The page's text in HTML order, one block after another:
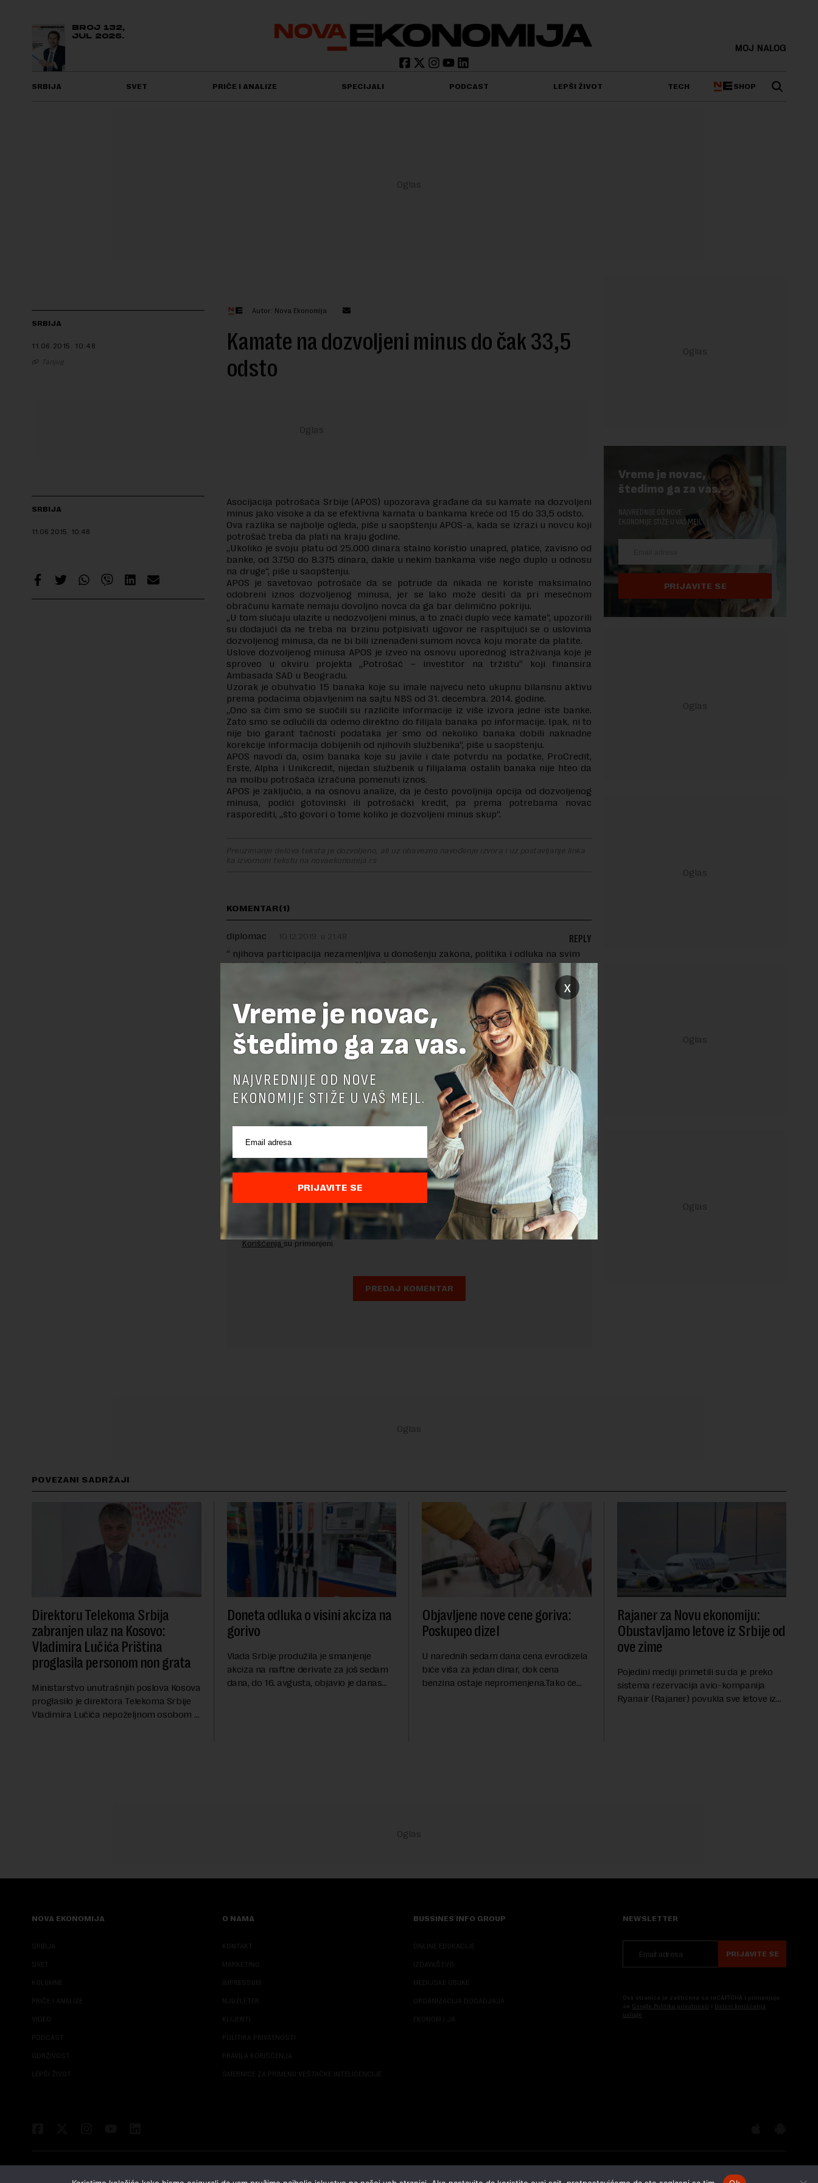
BROJ 132,
JUL 2026.
MOJ NALOG
SRBIJA SVET PRIČE I ANALIZE SPECIJALI PODCAST LEPŠI ŽIVOT TECH SHOP
SRBIJA
11.06.2015. 10:48
Tanjug
Autor: Nova Ekonomija
Kamate na dozvoljeni minus do čak 33,5
odsto
SRBIJA
11.06.2015. 10:48
Asocijacija potrošača Srbije (APOS) upozorava građane da su kamate na dozvoljeni
minus jako visoke a da se efektivna kamata u bankama kreće od 15 do 33,5 odsto.
Ova razlika se najbolje ogleda, piše u saopštenju APOS-a, kada se izrazi u novcu koji
potrošač treba da plati na kraju godine.
„Ukoliko je svoju platu od 25.000 dinara stalno koristio unapred, platiće, zavisno od
banke, od 3.750 do 8.375 dinara, dakle u nekim bankama više nego duplo u odnosu
na druge“, piše u saopštenju.
APOS je savetovao potrošače da se potrude da nikada ne koriste maksimalno
odobreni iznos dozvoljenog minusa, jer se lako može desiti da pri mesečnom
obračunu kamate nemaju dovoljno novca da ga bar delimično pokriju.
„U tom slučaju ulazite u nedozvoljeni minus, a to znači duplo veće kamate“, upozorili
su dodajući da ne treba na brzinu potpisivati ugovor ne raspitujući se o uslovima
dozvoljenog minusa, da ne bi bili iznenađeni sumom novca koju morate da platite.
Uslove dozvoljenog minusa APOS je izveo na osnovu uporednog istraživanja koje je
sproveo u okviru projekta „Potrošač – investitor na tržištu“ koji finansira
Ambasada SAD u Beogradu.
Uzorak je obuhvatio 15 banaka koje su imale najveću neto ukupnu bilansnu aktivu
prema podacima objavljenim na sajtu NBS od 31. decembra. 2014. godine.
„Ono sa čim smo se suočili su različite informacije iz više izvora jedne iste banke.
Zato smo se odlučili da odemo direktno do filijala banaka po informacije. Ipak, ni to
nije bio garant tačnosti podataka jer smo od nekoliko banaka dobili naknadne
korekcije informacija dobijenih od njihovih službenika“, piše u saopštenju.
APOS navodi da, osim banaka koje su javile i dale potvrdu na podatke, ProCredit,
Erste, Alpha i Unikcredit, nijedan službenik u filijalama ostalih banaka nije hteo da
na molbu potrošača izračuna pomenuti iznos.
APOS je zaključio, a na osnovu analize, da je često povoljnija opcija od dozvoljenog
minusa, podići gotovinski ili potrošački kredit, pa prema potrebama novac
rasporediti, „što govori o tome koliko je dozvoljeni minus skup“.
Preuzimanje delova teksta je dozvoljeno, ali uz obavezno navođenje izvora i uz postavljanje linka
ka izvornom tekstu na novaekonomija.rs
KOMENTAR(1)
diplomac 10.12.2019. u 21:48
“ njihova participacija nezamenljiva u donošenju zakona, politika i odluka na svim
nivoima“, zaključuje se u saopštenju.“
Vučić se nikad neće složiti sa ovom izjavom …mladi su nebitni , neuki , važan je
REPLY
OSTAVITE ODGOVOR
pravilima komentarisanja i pravilima
Sajt je zaštićen pomocu reCaptcha i Google. Google Politika Privatnosti i Google Uslovi
Korišćenja su primenjeni.
Vreme je novac,
štedimo ga za vas.
NAJVREDNIJE OD NOVE
EKONOMIJE STIŽE U VAŠ MEJL.
PRIJAVITE SE
POVEZANI SADRŽAJI
Direktoru Telekoma Srbija
zabranjen ulaz na Kosovo:
Vladimira Lučića Priština
proglasila personom non grata
Ministarstvo unutrašnjih poslova Kosova
proglasilo je direktora Telekoma Srbije
Vladimira Lučića nepoželjnom osobom i
Doneta odluka o visini akciza na
gorivo
Vlada Srbije produžila je smanjenje
akciza na naftne derivate za još sedam
dana, do 16. avgusta, objavio je danas
Objavljene nove cene goriva:
Poskupeo dizel
U narednih sedam dana cena evrodizela
biće viša za jedan dinar, dok cena
benzina ostaje nepromenjena.Tako će
Rajaner za Novu ekonomiju:
Obustavljamo letove iz Srbije od
ove zime
Pojedini mediji primetili su da je preko
sistema rezervacija avio-kompanija
Ryanair (Rajaner) povukla sve letove iz
NOVA EKONOMIJA
SRBIJA
SVET
KOLUMNE
PRIČE I ANALIZE
VIDEO
PODCAST
ODRŽIVOST
LEPŠI ŽIVOT
O NAMA
KONTAKT
MARKETING
IMPRESSUM
NJUZLETER
KLIJENTI
POLITIKA PRIVATNOSTI
PRAVILA KORIŠĆENJA
SMERNICE ZA PRIMENU VEŠTAČKE INTELIGENCIJE
BUSSINES INFO GROUP
ONLINE EDUKACIJE
IZDAVAŠTVO
MEDIJSKE OBUKE
ORGANIZACIJA DOGADJAJA
EKONOM I JA
NEWSLETTER
PRIJAVITE SE
Ova stranica je zaštićena sa reCAPTCHA i primenjuju
se Google Politika privatnosti i Uslovi korišćenja
usluge
x
Vreme je novac,
štedimo ga za vas.
NAJVREDNIJE OD NOVE
EKONOMIJE STIŽE U VAŠ MEJL.
PRIJAVITE SE